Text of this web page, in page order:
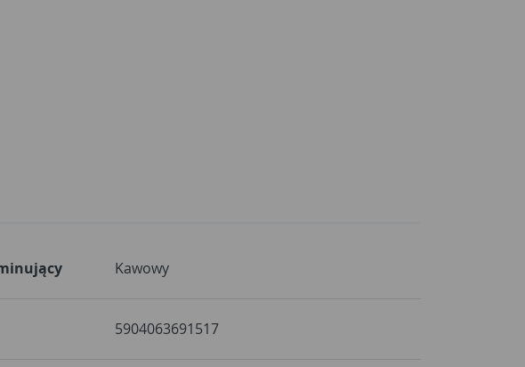
Kawowy
5904063691517